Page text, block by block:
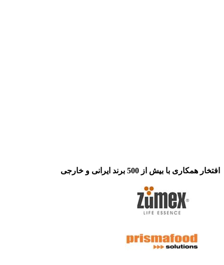
افتخار همکاری با بیش از 500 برند ایرانی و خارجی